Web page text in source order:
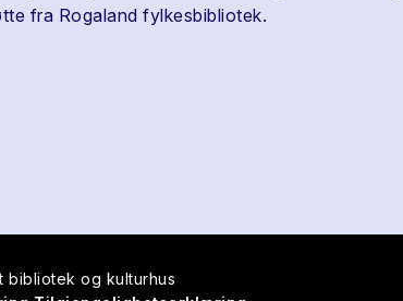
fra Rogaland fylkesbibliotek.
og kulturhus